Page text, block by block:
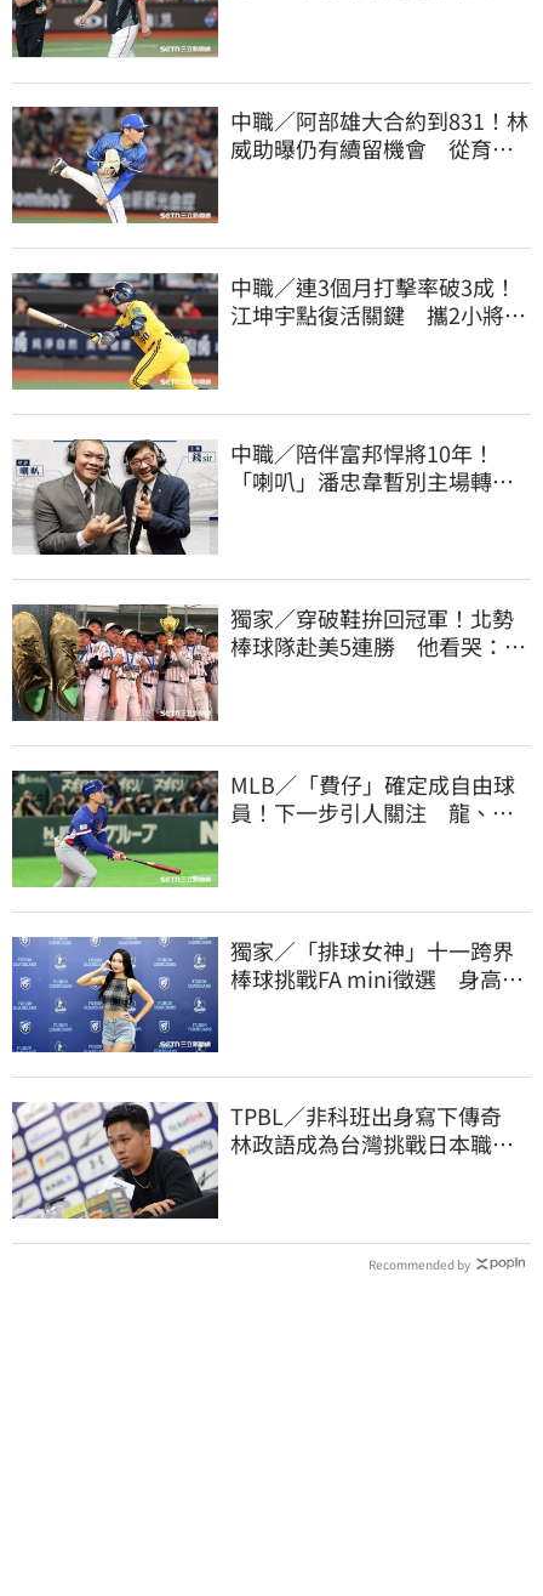
中職／阿部雄大合約到831！林
威助曝仍有續留機會 從育成
中職／連3個月打擊率破3成！
江坤宇點復活關鍵 攜2小將赴
中職／陪伴富邦悍將10年！
「喇叭」潘忠韋暫別主場轉
獨家／穿破鞋拚回冠軍！北勢
棒球隊赴美5連勝 他看哭：台
MLB／「費仔」確定成自由球
員！下一步引人關注 龍、獅
獨家／「排球女神」十一跨界
棒球挑戰FA mini徵選 身高
TPBL／非科班出身寫下傳奇
林政語成為台灣挑戰日本職籃
Recommended by